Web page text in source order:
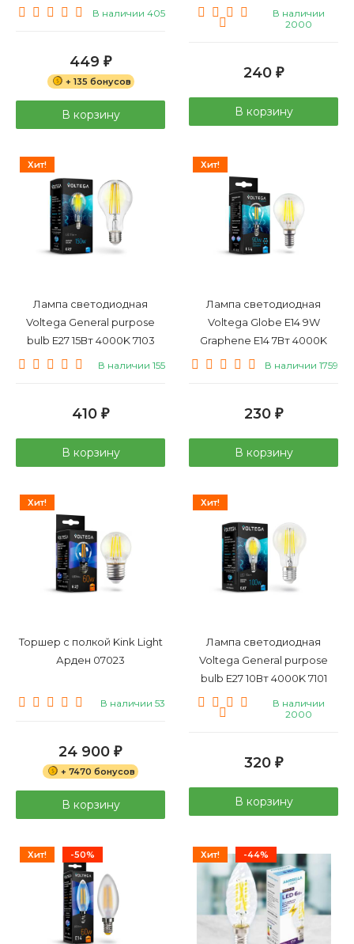
В наличии 405
449 ₽
+ 135 бонусов
В корзину
В наличии
2000
240 ₽
В корзину
Хит!
Лампа светодиодная
Voltega General purpose
bulb E27 15Вт 4000K 7103
В наличии 155
410 ₽
В корзину
Хит!
Лампа светодиодная
Voltega Globe E14 9W
Graphene E14 7Вт 4000K
7137
В наличии 1759
230 ₽
В корзину
Хит!
Торшер с полкой Kink Light
Арден 07023
В наличии 53
24 900 ₽
+ 7470 бонусов
В корзину
Хит!
Лампа светодиодная
Voltega General purpose
bulb E27 10Вт 4000K 7101
В наличии
2000
320 ₽
В корзину
Хит! -50% Хит! -44%